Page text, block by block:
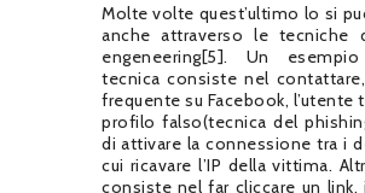
Molte volte quest’ultimo lo si
anche attraverso le tecniche
engeneering[5]. Un
tecnica consiste nel
frequente su Facebook, l’utente
profilo falso(tecnica del
di attivare la connessione tra i
cui ricavare l’IP della vittima.
consiste nel far cliccare un link,